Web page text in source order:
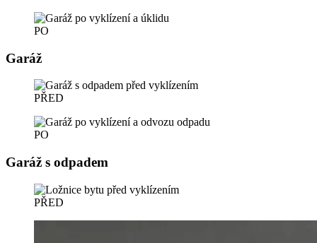
PO
Garáž
PŘED
PO
Garáž s odpadem
PŘED